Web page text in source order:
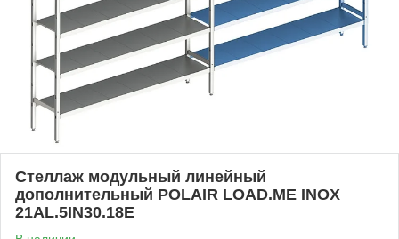
Стеллаж модульный линейный
дополнительный POLAIR LOAD.ME INOX
21AL.5IN30.18Е